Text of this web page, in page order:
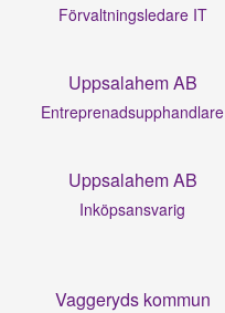
Förvaltningsledare IT
Uppsalahem AB
Entreprenadsupphandlare
Uppsalahem AB
Inköpsansvarig
Vaggeryds kommun